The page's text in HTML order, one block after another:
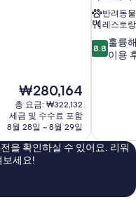
현
재
요
금
₩280,164
₩280,164
총 요금: ₩322,132
세금 및 수수료 포함
8월 28일 ~ 8월 29일
반려동
레스토랑
10
점
훌
륭
해
8.8 훌륭
이용
을 확인하실 수 있어요. 리워
보세요!